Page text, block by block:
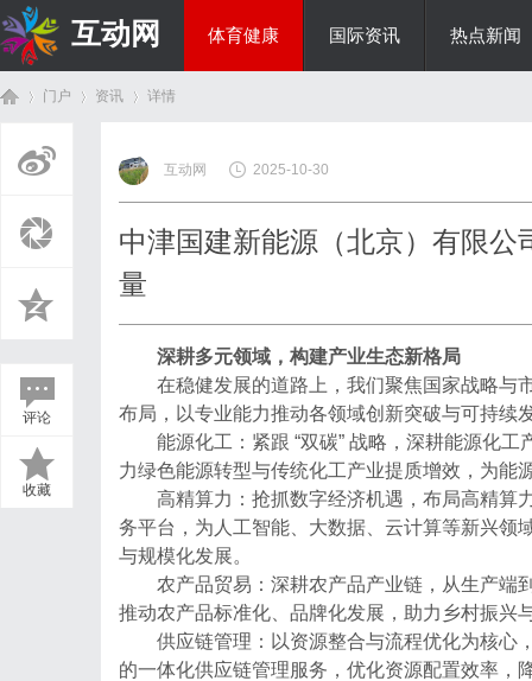
互动网 体育健康 国际资讯 热点新闻
门户 资讯
›
详情
评论
收藏
互动网 2025-10-30
中津国建新能源（北京）有限
量
深耕多元领域，构建产业生态新格局
在稳健发展的道路上，我们聚焦国家战略与
布局，以专业能力推动各领域创新突破与可持续
能源化工：紧跟 “双碳” 战略，深耕能源化
力绿色能源转型与传统化工产业提质增效，为能
高精算力：抢抓数字经济机遇，布局高精算
务平台，为人工智能、大数据、云计算等新兴领
与规模化发展。
农产品贸易：深耕农产品产业链，从生产端
推动农产品标准化、品牌化发展，助力乡村振兴
供应链管理：以资源整合与流程优化为核心
的一体化供应链管理服务，优化资源配置效率，